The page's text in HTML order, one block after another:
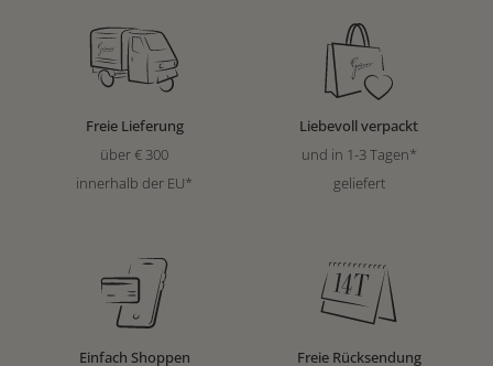
Freie Lieferung
über € 300
innerhalb der EU*
Liebevoll verpackt
und in 1-3 Tagen*
geliefert
Einfach Shoppen
Freie Rücksendung